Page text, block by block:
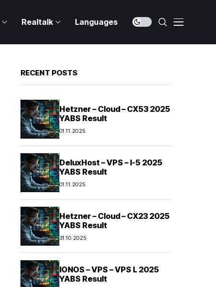
Realtalk Languages
RECENT POSTS
Hetzner – Cloud – CX53 2025
YABS Result
01.11.2025
DeluxHost – VPS – I-5 2025
YABS Result
01.11.2025
Hetzner – Cloud – CX23 2025
YABS Result
31.10.2025
IONOS – VPS – VPS L 2025
YABS Result